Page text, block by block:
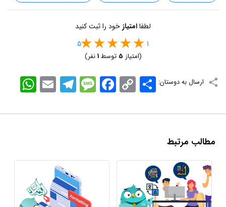
لطفاامتیاز خود را ثبت کنید
1
5
(امتیاز 5 توسط1نفر)
ارسال به دوستان: WhatsApp EmailTelegramMessageFacebook Copy
Link
اشتراک
مطالب مرتبط